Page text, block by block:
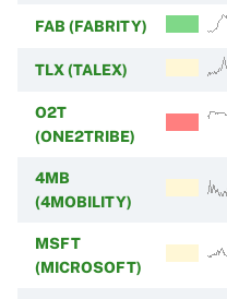
FAB (FABRITY)
TLX (TALEX)
O2T
(ONE2TRIBE)
4MB
(4MOBILITY)
MSFT
(MICROSOFT)